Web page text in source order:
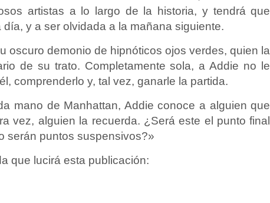
artistas a lo largo de la historia, y tendrá que
y a ser olvidada a la mañana siguiente.
oscuro demonio de hipnóticos ojos verdes, quien la
de su trato. Completamente sola, a Addie no le
comprenderlo y, tal vez, ganarle la partida.
mano de Manhattan, Addie conoce a alguien que
vez, alguien la recuerda. ¿Será este el punto final
serán puntos suspensivos?»
que lucirá esta publicación: